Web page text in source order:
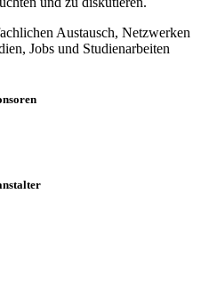
Austausch, Netzwerken
Jobs und Studienarbeiten